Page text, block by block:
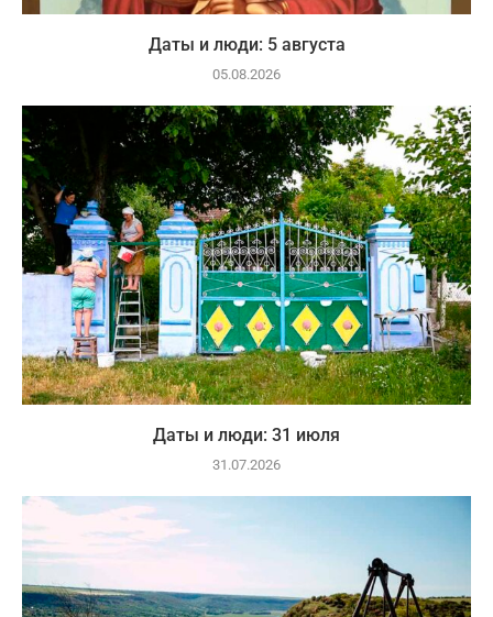
Даты и люди: 5 августа
05.08.2026
Даты и люди: 31 июля
31.07.2026